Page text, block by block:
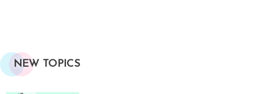
NEW TOPICS